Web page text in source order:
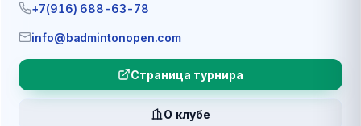
+7(916) 688-63-78
info@badmintonopen.com
Страница турнира
О клубе